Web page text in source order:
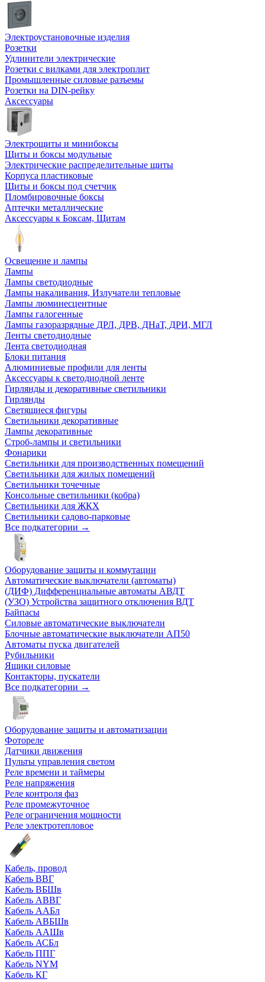
Электроустановочные изделия
Розетки
Удлинители электрические
Розетки с вилками для электроплит
Промышленные силовые разъемы
Розетки на DIN-рейку
Аксессуары
Электрощиты и минибоксы
Щиты и боксы модульные
Электрические распределительные щиты
Корпуса пластиковые
Щиты и боксы под счетчик
Пломбировочные боксы
Аптечки металлические
Аксессуары к Боксам, Щитам
Освещение и лампы
Лампы
Лампы светодиодные
Лампы накаливания, Излучатели тепловые
Лампы люминесцентные
Лампы галогенные
Лампы газоразрядные ДРЛ, ДРВ, ДНаТ, ДРИ, МГЛ
Ленты светодиодные
Лента светодиодная
Блоки питания
Алюминиевые профили для ленты
Аксессуары к светодиодной ленте
Гирлянды и декоративные светильники
Гирлянды
Светящиеся фигуры
Светильники декоративные
Лампы декоративные
Строб-лампы и светильники
Фонарики
Светильники для производственных помещений
Светильники для жилых помещений
Светильники точечные
Консольные светильники (кобра)
Светильники для ЖКХ
Светильники садово-парковые
Все подкатегории →
Оборудование защиты и коммутации
Автоматические выключатели (автоматы)
(ДИФ) Дифференциальные автоматы АВДТ
(УЗО) Устройства защитного отключения ВДТ
Байпасы
Силовые автоматические выключатели
Блочные автоматические выключатели АП50
Автоматы пуска двигателей
Рубильники
Ящики силовые
Контакторы, пускатели
Все подкатегории →
Оборудование защиты и автоматизации
Фотореле
Датчики движения
Пульты управления светом
Реле времени и таймеры
Реле напряжения
Реле контроля фаз
Реле промежуточное
Реле ограничения мощности
Реле электротепловое
Кабель, провод
Кабель ВВГ
Кабель ВБШв
Кабель АВВГ
Кабель ААБл
Кабель АВБШв
Кабель ААШв
Кабель АСБл
Кабель ППГ
Кабель NYM
Кабель КГ